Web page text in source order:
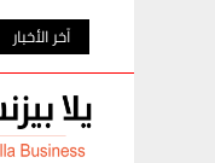
آخر الأخبار